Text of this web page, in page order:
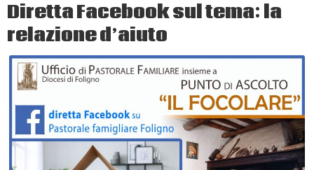
Diretta Facebook sul tema: la
relazione d’aiuto